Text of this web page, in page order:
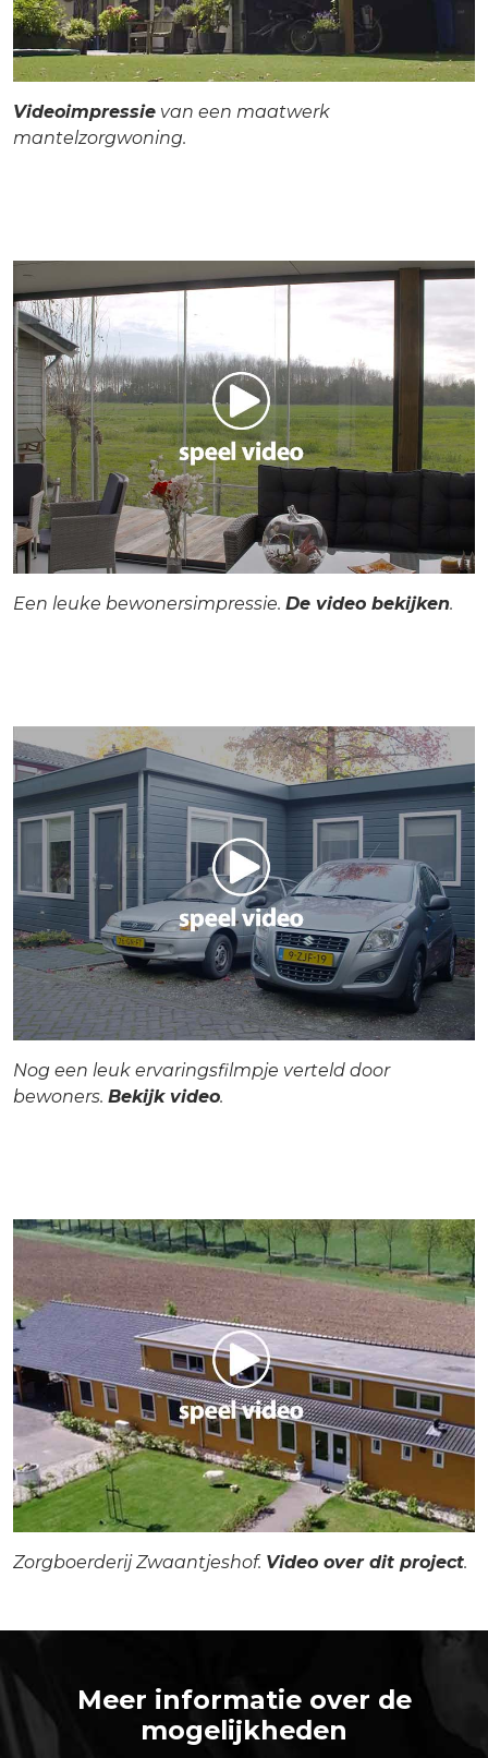
Videoimpressie van een maatwerk
mantelzorgwoning.
Een leuke bewonersimpressie. De video bekijken.
Nog een leuk ervaringsfilmpje verteld door
bewoners. Bekijk video.
Zorgboerderij Zwaantjeshof. Video over dit project.
Meer informatie over de
mogelijkheden